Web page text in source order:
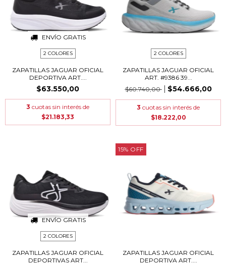
ENVÍO GRATIS
2 COLORES
ZAPATILLAS JAGUAR OFICIAL
DEPORTIVA ART....
$63.550,00
3 cuotas sin interés de
$21.183,33
2 COLORES
ZAPATILLAS JAGUAR OFICIAL
ART. #9386 39...
$60.740,00
$54.666,00
3 cuotas sin interés de
$18.222,00
ENVÍO GRATIS
2 COLORES
ZAPATILLAS JAGUAR OFICIAL
DEPORTIVAS ART...
15% OFF
ZAPATILLAS JAGUAR OFICIAL
DEPORTIVA ART....